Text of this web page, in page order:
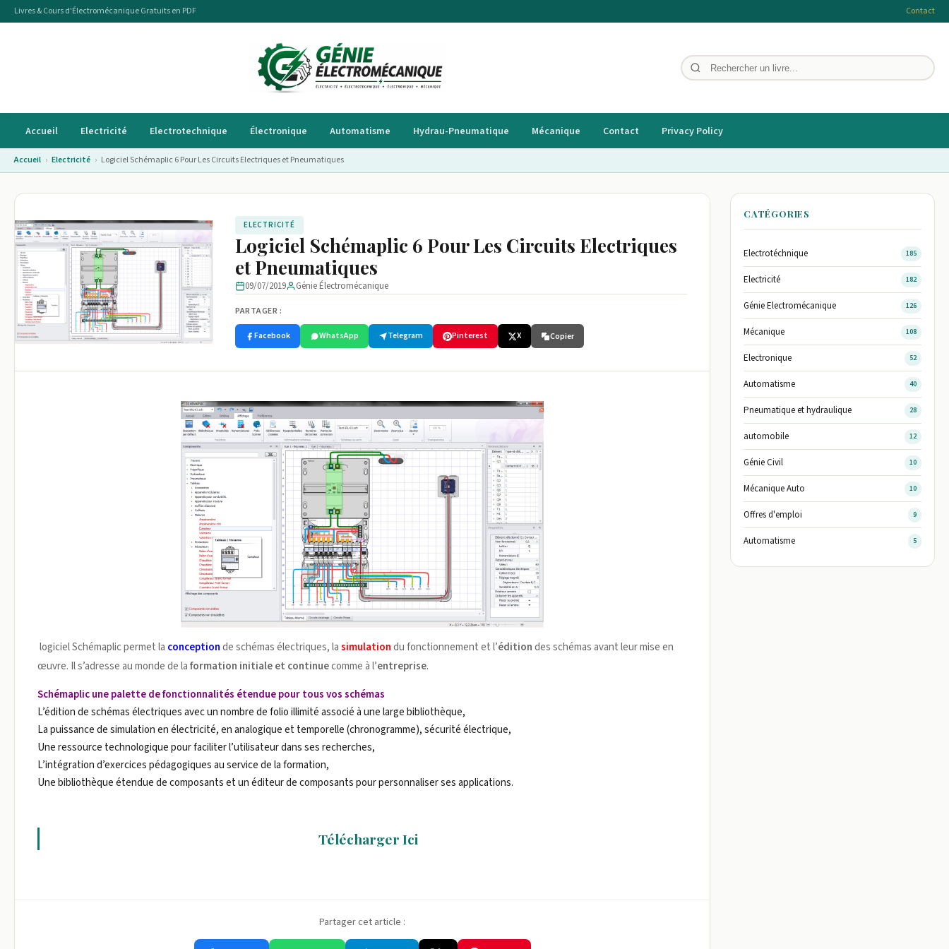
Livres & Cours d'Électromécanique Gratuits en PDF Contact
Accueil Electricité Electrotechnique Électronique Automatisme Hydrau-Pneumatique Mécanique Contact Privacy Policy
Accueil › Electricité › Logiciel Schémaplic 6 Pour Les Circuits Electriques et Pneumatiques
ELECTRICITÉ
Logiciel Schémaplic 6 Pour Les Circuits Electriques
et Pneumatiques
09/07/2019 Génie Électromécanique
PARTAGER :
Facebook WhatsApp Telegram Pinterest X Copier
logiciel Schémaplic permet la conceptionde schémas électriques, lasimulationdu fonctionnement et l’éditiondes schémas avant leur mise en
œuvre. Il s’adresse au monde de laformation initiale et continuecomme à l’entreprise.
Schémaplic une palette de fonctionnalités étendue pour tous vos schémas
L’édition de schémas électriques avec un nombre de folio illimité associé à une large bibliothèque,
La puissance de simulation en électricité, en analogique et temporelle (chronogramme), sécurité électrique,
Une ressource technologique pour faciliter l’utilisateur dans ses recherches,
L’intégration d’exercices pédagogiques au service de la formation,
Une bibliothèque étendue de composants et un éditeur de composants pour personnaliser ses applications.
Télécharger Ici
Partager cet article :
CATÉGORIES
Electrotéchnique 185
Electricité 182
Génie Electromécanique 126
Mécanique 108
Electronique 52
Automatisme 40
Pneumatique et hydraulique 28
automobile 12
Génie Civil 10
Mécanique Auto 10
Offres d'emploi 9
Automatisme 5